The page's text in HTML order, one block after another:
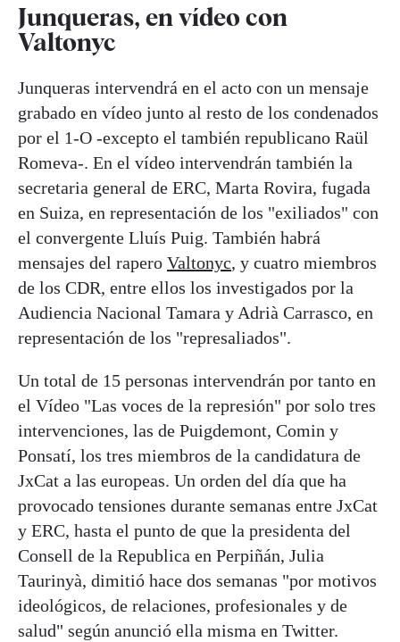
Junqueras, en vídeo con
Valtonyc
Junqueras intervendrá en el acto con un mensaje
grabado en vídeo junto al resto de los condenados
por el 1-O -excepto el también republicano Raül
Romeva-. En el vídeo intervendrán también la
secretaria general de ERC, Marta Rovira, fugada
en Suiza, en representación de los "exiliados" con
el convergente Lluís Puig. También habrá
mensajes del rapero Valtonyc, y cuatro miembros
de los CDR, entre ellos los investigados por la
Audiencia Nacional Tamara y Adrià Carrasco, en
representación de los "represaliados".
Un total de 15 personas intervendrán por tanto en
el Vídeo "Las voces de la represión" por solo tres
intervenciones, las de Puigdemont, Comin y
Ponsatí, los tres miembros de la candidatura de
JxCat a las europeas. Un orden del día que ha
provocado tensiones durante semanas entre JxCat
y ERC, hasta el punto de que la presidenta del
Consell de la Republica en Perpiñán, Julia
Taurinyà, dimitió hace dos semanas "por motivos
ideológicos, de relaciones, profesionales y de
salud" según anunció ella misma en Twitter.